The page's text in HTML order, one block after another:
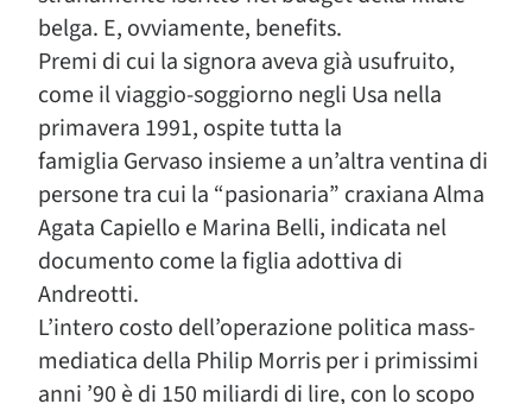
belga. E, ovviamente, benefits.
Premi di cui la signora aveva già usufruito,
come il viaggio-soggiorno negli Usa nella
primavera 1991, ospite tutta la
famiglia Gervaso insieme a un’altra ventina di
persone tra cui la “pasionaria” craxiana Alma
Agata Capiello e Marina Belli, indicata nel
documento come la figlia adottiva di
Andreotti.
L’intero costo dell’operazione politica mass-
mediatica della Philip Morris per i primissimi
anni ’90 è di 150 miliardi di lire, con lo scopo